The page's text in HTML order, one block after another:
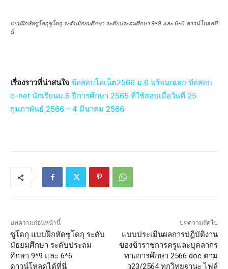
แบบฝึกหัดซูโดกุซูโดกุ ระดับมัธยมศึกษา ระดับประถมศึกษา 9*9 และ 6*6 ดาวน์โหลดที่
นี่
เรื่องราวที่น่าสนใจ ข้อสอบโอเน็ต2566 ม.6 พร้อมเฉลย ข้อสอบ
o-net นักเรียนม.6 ปีการศึกษา 2565 ที่ใช้สอบเมื่อวันที่ 25
กุมภาพันธ์ 2566 – 4 มีนาคม 2566
บทความก่อนหน้านี้
ซูโดกุ แบบฝึกหัดซูโดกุ ระดับ
มัธยมศึกษา ระดับประถม
ศึกษา 9*9 และ 6*6
ดาวน์โหลดได้ที่นี่
บทความถัดไป
แบบประเมินผลการปฏิบัติงาน
ของข้าราชการครูและบุคลากร
ทางการศึกษา 2566 doc ตาม
ว23/2564 ทุกวิทยฐานะ ไฟล์